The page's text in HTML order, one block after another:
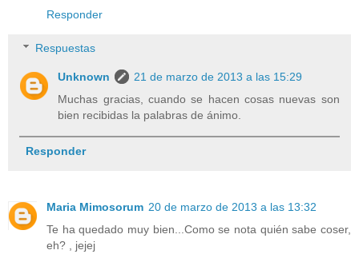
Responder
Respuestas
Unknown
21 de marzo de 2013 a las 15:29
Muchas gracias, cuando se hacen cosas nuevas son
bien recibidas la palabras de ánimo.
Responder
Maria Mimosorum 20 de marzo de 2013 a las 13:32
Te ha quedado muy bien...Como se nota quién sabe coser,
eh? , jejej